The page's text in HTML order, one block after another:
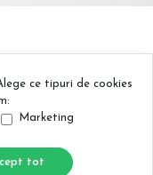
ce tipuri de cookies
Marketing
tot